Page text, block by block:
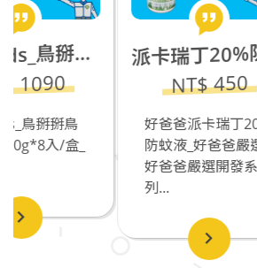
yeBirds_鳥掰掰鳥忌避劑_20g*8入/盒
_
派卡瑞丁20%防蚊液_好爸爸嚴選
NT$ 450
好爸爸派卡瑞丁20%
防蚊液_好爸爸嚴選_
好爸爸嚴選開發系